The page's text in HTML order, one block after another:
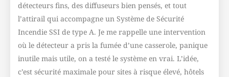
détecteurs fins, des diffuseurs bien pensés, et tout
l’attirail qui accompagne un Système de Sécurité
Incendie SSI de type A. Je me rappelle une intervention
où le détecteur a pris la fumée d’une casserole, panique
inutile mais utile, on a testé le système en vrai. L’idée,
c’est sécurité maximale pour sites à risque élevé, hôtels